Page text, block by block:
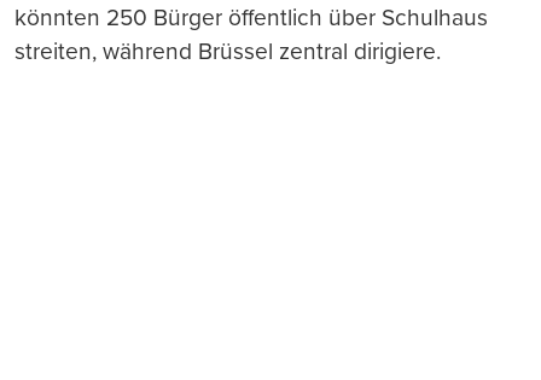
könnten 250 Bürger öffentlich über Schulhaus
streiten, während Brüssel zentral dirigiere.